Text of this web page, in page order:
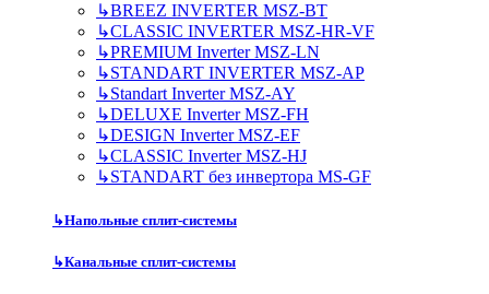
↳BREEZ INVERTER MSZ-BT
↳CLASSIC INVERTER MSZ-HR-VF
↳PREMIUM Inverter MSZ-LN
↳STANDART INVERTER MSZ-AP
↳Standart Inverter MSZ-AY
↳DELUXE Inverter MSZ-FH
↳DESIGN Inverter MSZ-EF
↳CLASSIC Inverter MSZ-HJ
↳STANDART без инвертора MS-GF
↳Напольные сплит-системы
↳Канальные сплит-системы